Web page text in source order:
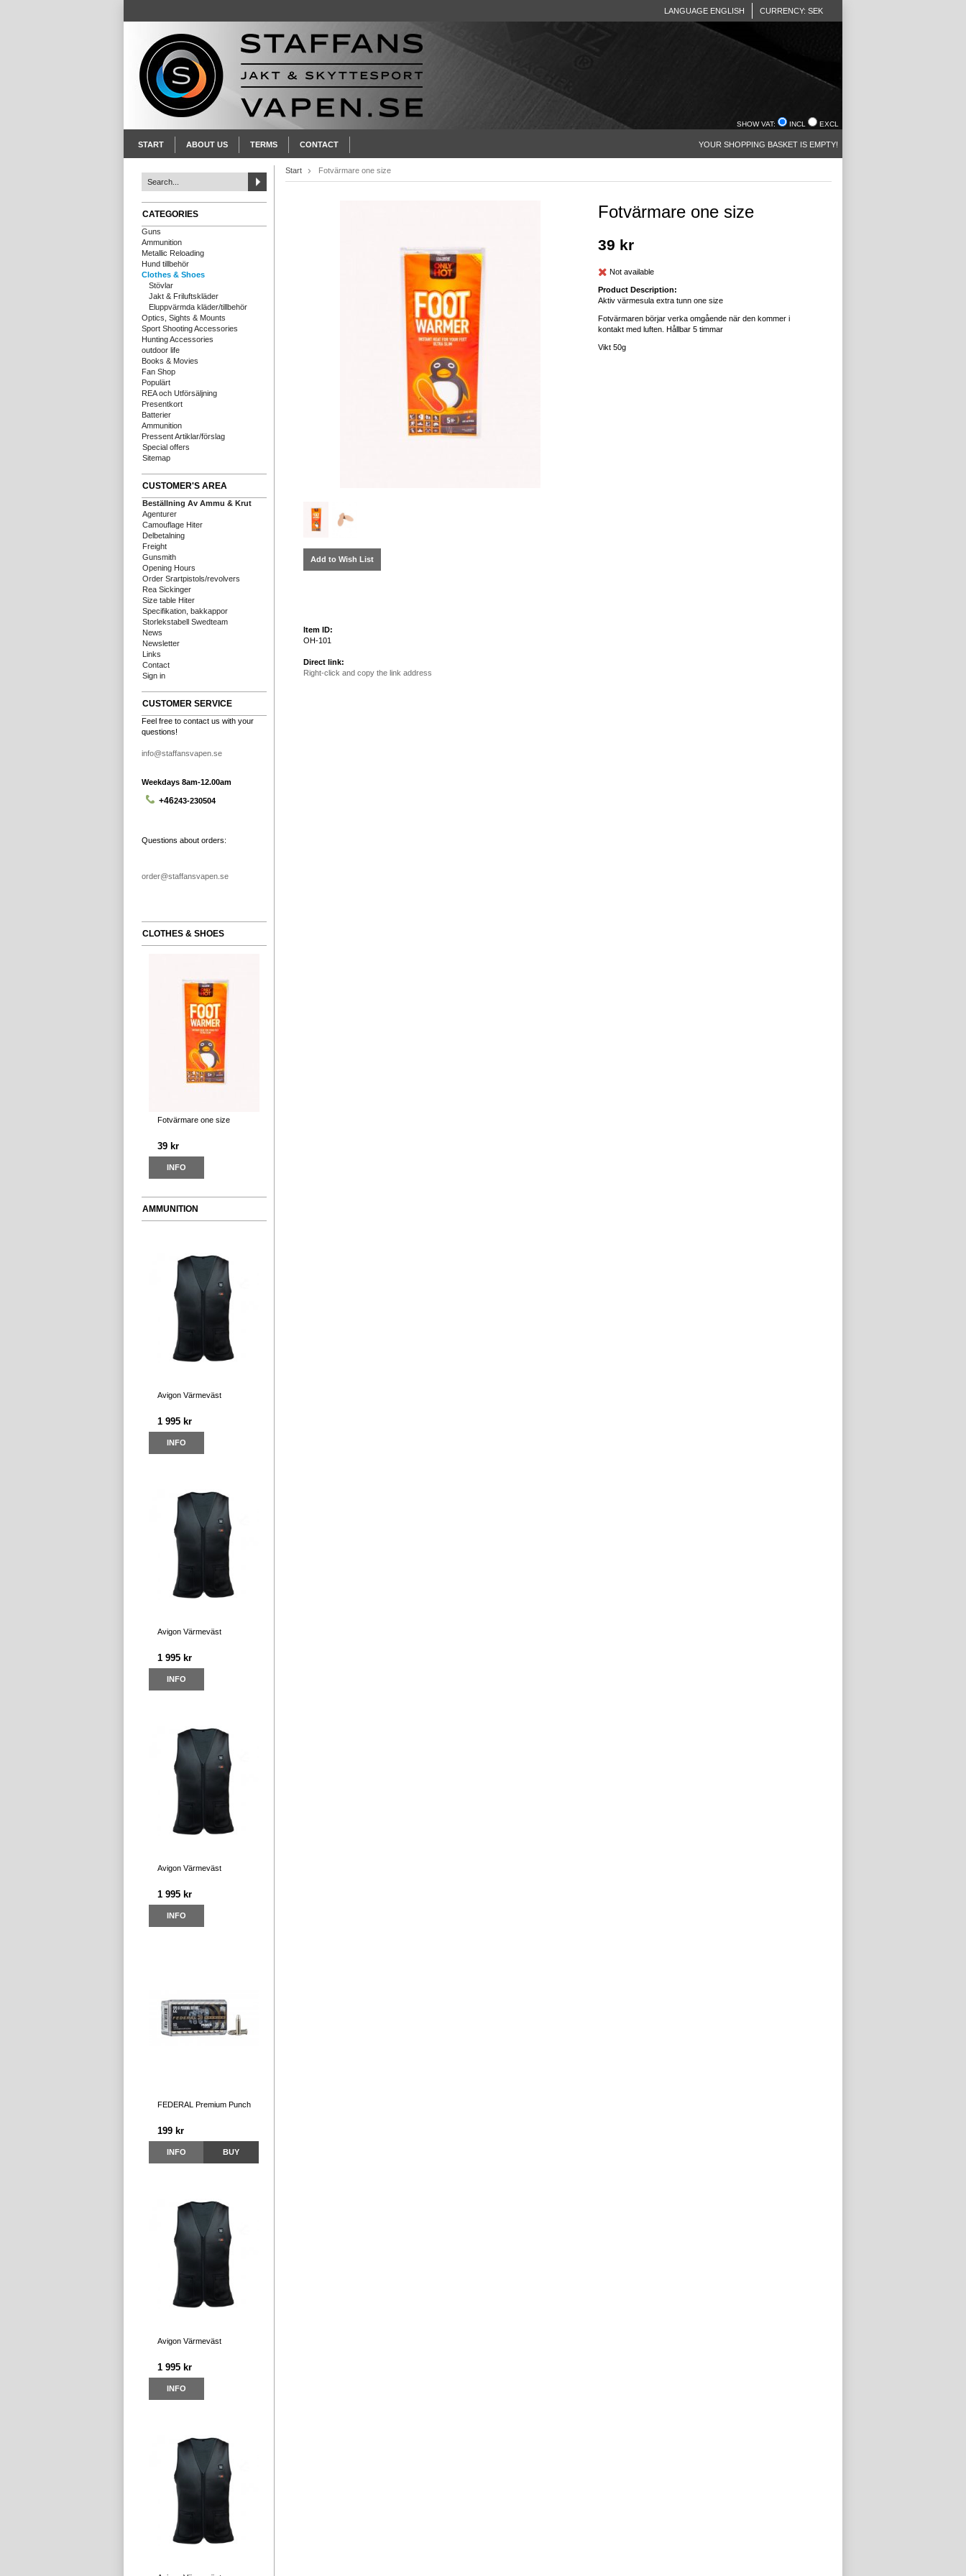
LANGUAGE ENGLISH CURRENCY: SEK
SHOW VAT: INCL EXCL
START ABOUT US TERMS CONTACT YOUR SHOPPING BASKET IS EMPTY!
CATEGORIES
Guns
Ammunition
Metallic Reloading
Hund tillbehör
Clothes & Shoes
Stövlar
Jakt & Friluftskläder
Eluppvärmda kläder/tillbehör
Optics, Sights & Mounts
Sport Shooting Accessories
Hunting Accessories
outdoor life
Books & Movies
Fan Shop
Populärt
REA och Utförsäljning
Presentkort
Batterier
Ammunition
Pressent Artiklar/förslag
Special offers
Sitemap
CUSTOMER'S AREA
Beställning Av Ammu & Krut
Agenturer
Camouflage Hiter
Delbetalning
Freight
Gunsmith
Opening Hours
Order Srartpistols/revolvers
Rea Sickinger
Size table Hiter
Specifikation, bakkappor
Storlekstabell Swedteam
News
Newsletter
Links
Contact
Sign in
CUSTOMER SERVICE
Feel free to contact us with your
questions!
info@staffansvapen.se
Weekdays 8am-12.00am
+46243-230504
Questions about orders:
order@staffansvapen.se
CLOTHES & SHOES
Fotvärmare one size
39 kr
INFO
AMMUNITION
Avigon Värmeväst
1 995 kr
INFO
Avigon Värmeväst
1 995 kr
INFO
Avigon Värmeväst
1 995 kr
INFO
FEDERAL Premium Punch
199 kr
INFO BUY
Avigon Värmeväst
1 995 kr
INFO
Start Fotvärmare one size
Add to Wish List
Item ID:
OH-101
Direct link:
Right-click and copy the link address
Fotvärmare one size
39 kr
Not available
Product Description:
Aktiv värmesula extra tunn one size
Fotvärmaren börjar verka omgående när den kommer i
kontakt med luften. Hållbar 5 timmar
Vikt 50g